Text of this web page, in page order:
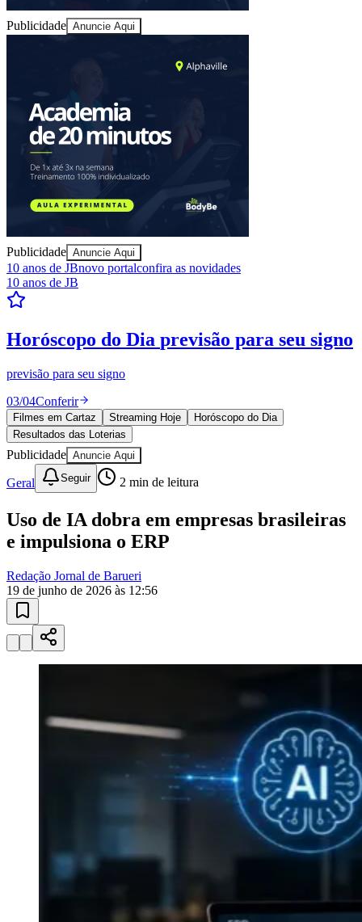
Publicidade Anuncie Aqui
Publicidade Anuncie Aqui
10 anos de JBnovo portalconfira as novidades
10 anos de JB
Resultados das Loterias confira se ganhou
Mega-Sena, Quina, Lotofácil e todos os jogos. Resultado
04/04Ver resultados
Filmes em Cartaz Streaming Hoje
Resultados das Loterias
Publicidade Anuncie Aqui
Seguir
Uso de IA dobra em empresas brasileiras
e impulsiona o ERP
Redação Jornal de Barueri
19 de junho de 2026 às 12:56